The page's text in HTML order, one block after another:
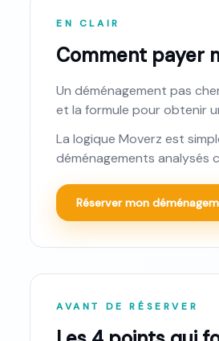
EN CLAIR
Comment payer
Un déménagement pas
et la formule pour obtenir
La logique Moverz est
déménagements analysés
Réserver mon
AVANT DE RÉSERVER